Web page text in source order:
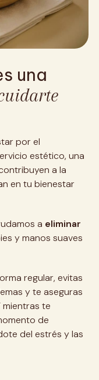
una
por el
estético, una
a la
en tu bienestar
a eliminar
y manos suaves
regular, evitas
y te aseguras
te
de
del estrés y las